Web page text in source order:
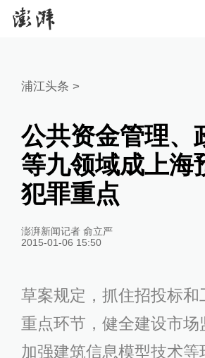
浦江头条 >
公共资金管理、
等九领域成上海
犯罪重点
澎湃新闻记者 俞立严
2015-01-06 15:50
草案规定，抓住招投标和
重点环节，健全建设市场
加强建筑信息模型技术等